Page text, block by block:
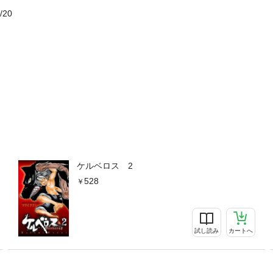
ケルベロス 2
528
試し読み カートへ
20